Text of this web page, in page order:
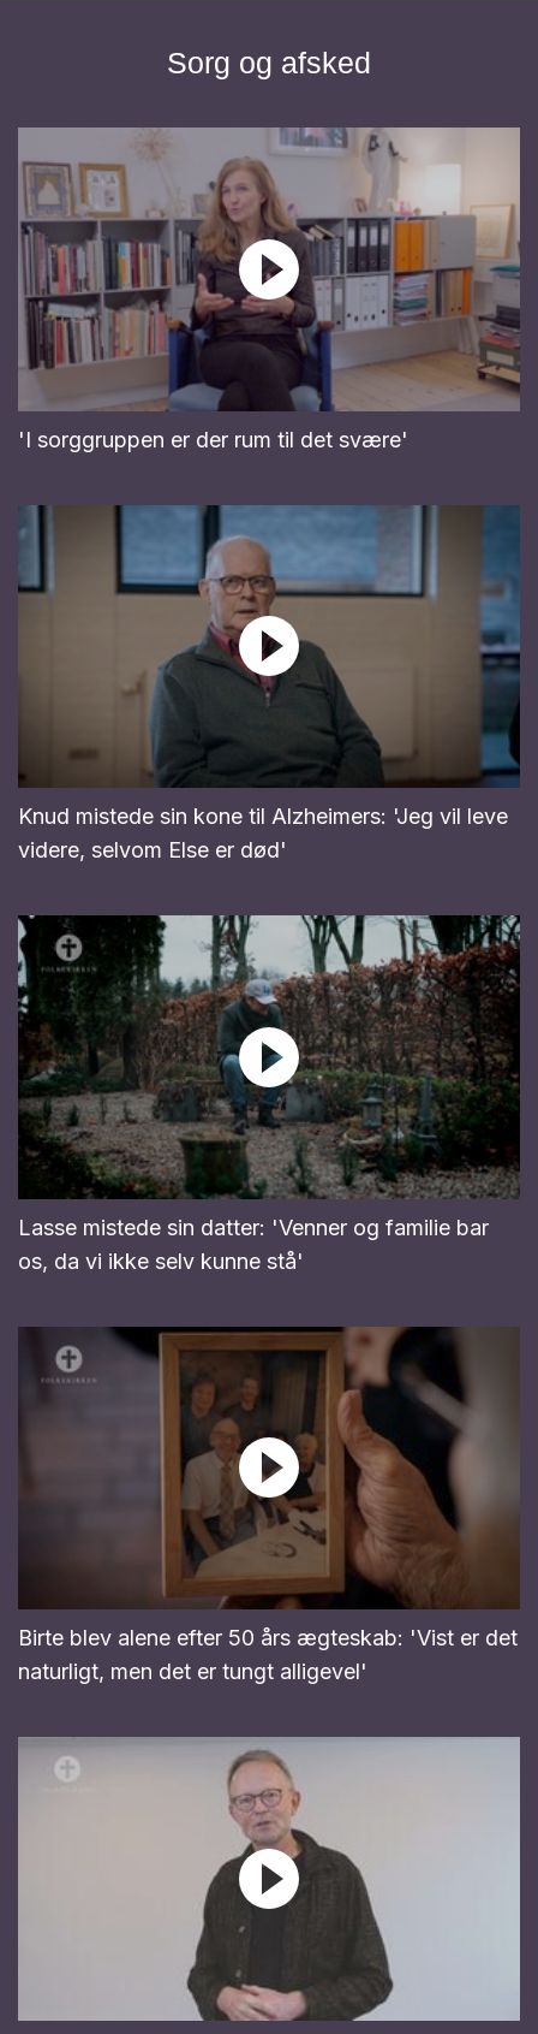
Sorg og afsked
'I sorggruppen er der rum til det svære'
Knud mistede sin kone til Alzheimers: 'Jeg vil leve
videre, selvom Else er død'
Lasse mistede sin datter: 'Venner og familie bar
os, da vi ikke selv kunne stå'
Birte blev alene efter 50 års ægteskab: 'Vist er det
naturligt, men det er tungt alligevel'